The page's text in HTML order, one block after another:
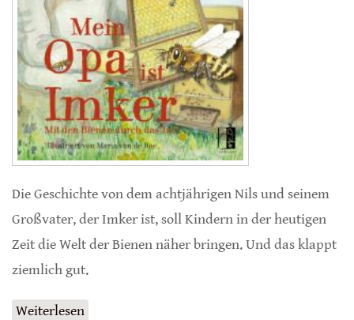
Die Geschichte von dem achtjährigen Nils und seinem
Großvater, der Imker ist, soll Kindern in der heutigen
Zeit die Welt der Bienen näher bringen. Und das klappt
ziemlich gut.
Weiterlesen